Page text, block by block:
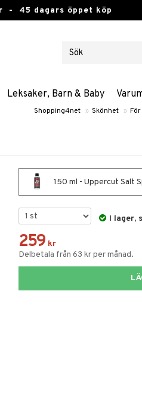
- 45 dagars öppet köp
Leksaker, Barn & Baby
Shopping4net » Skönhet »
150 ml - Uppercut Salt
I lager,
259 kr
Delbetala från 63 kr per månad.